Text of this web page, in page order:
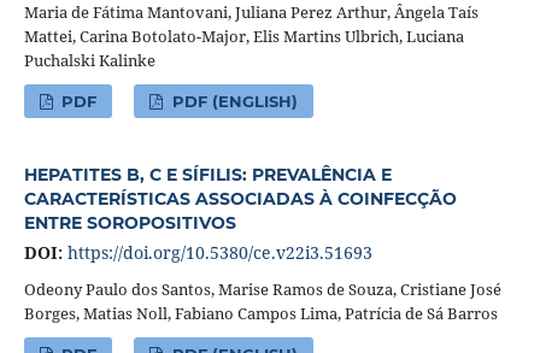
Maria de Fátima Mantovani, Juliana Perez Arthur, Ângela Taís
Mattei, Carina Botolato-Major, Elis Martins Ulbrich, Luciana
Puchalski Kalinke
PDF PDF (ENGLISH)
HEPATITES B, C E SÍFILIS: PREVALÊNCIA E
CARACTERÍSTICAS ASSOCIADAS À COINFECÇÃO
ENTRE SOROPOSITIVOS
DOI: https://doi.org/10.5380/ce.v22i3.51693
Odeony Paulo dos Santos, Marise Ramos de Souza, Cristiane José
Borges, Matias Noll, Fabiano Campos Lima, Patrícia de Sá Barros